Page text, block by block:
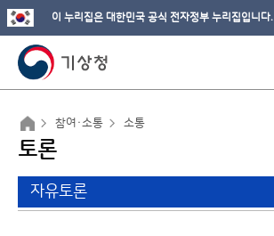
이 누리집은 대한민국 공식 전자정부 누리집입니다.
참여·소통 소통
토론
자유토론